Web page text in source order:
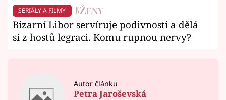
SERIÁLY A FILMY
Bizarní Libor servíruje podivnosti a dělá
si z hostů legraci. Komu rupnou nervy?
Autor článku
Petra Jaroševská